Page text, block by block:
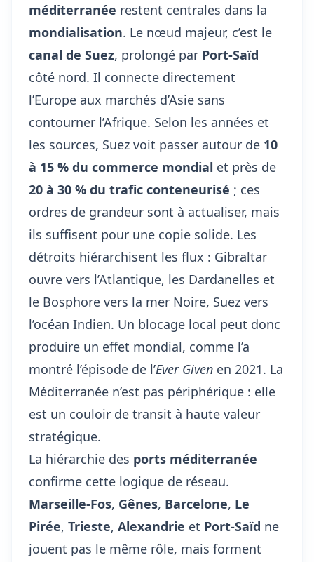
méditerranée restent centrales dans la
mondialisation. Le nœud majeur, c’est le
canal de Suez, prolongé par Port-Saïd
côté nord. Il connecte directement
l’Europe aux marchés d’Asie sans
contourner l’Afrique. Selon les années et
les sources, Suez voit passer autour de 10
à 15 % du commerce mondial et près de
20 à 30 % du trafic conteneurisé ; ces
ordres de grandeur sont à actualiser, mais
ils suffisent pour une copie solide. Les
détroits hiérarchisent les flux : Gibraltar
ouvre vers l’Atlantique, les Dardanelles et
le Bosphore vers la mer Noire, Suez vers
l’océan Indien. Un blocage local peut donc
produire un effet mondial, comme l’a
montré l’épisode de l’Ever Given en 2021. La
Méditerranée n’est pas périphérique : elle
est un couloir de transit à haute valeur
stratégique.
La hiérarchie des ports méditerranée
confirme cette logique de réseau.
Marseille-Fos, Gênes, Barcelone, Le
Pirée, Trieste, Alexandrie et Port-Saïd ne
jouent pas le même rôle, mais forment